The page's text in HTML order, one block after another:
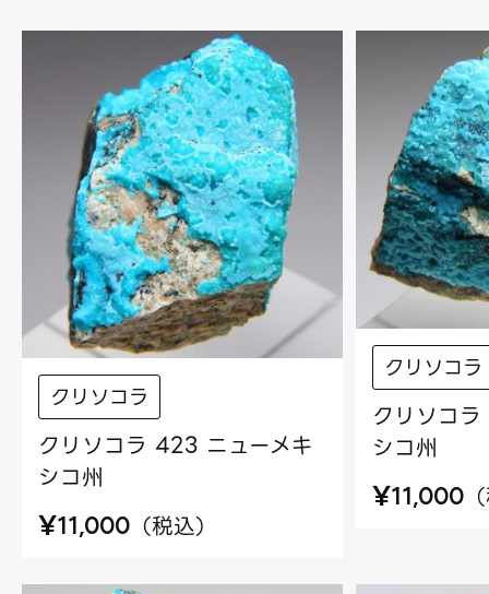
クリソコラ
クリソコラ 423 ニューメキ
シコ州
¥11,000 （税込）
クリソコラ
クリソコ
シコ州
¥11,000 （